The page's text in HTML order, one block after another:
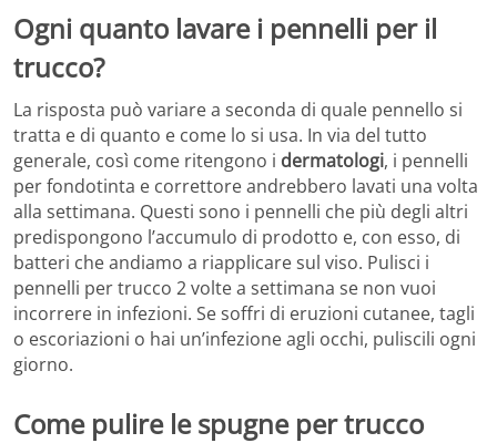
Ogni quanto lavare i pennelli per il
trucco?
La risposta può variare a seconda di quale pennello si
tratta e di quanto e come lo si usa. In via del tutto
generale, così come ritengono i dermatologi, i pennelli
per fondotinta e correttore andrebbero lavati una volta
alla settimana. Questi sono i pennelli che più degli altri
predispongono l’accumulo di prodotto e, con esso, di
batteri che andiamo a riapplicare sul viso. Pulisci i
pennelli per trucco 2 volte a settimana se non vuoi
incorrere in infezioni. Se soffri di eruzioni cutanee, tagli
o escoriazioni o hai un’infezione agli occhi, puliscili ogni
giorno.
Come pulire le spugne per trucco